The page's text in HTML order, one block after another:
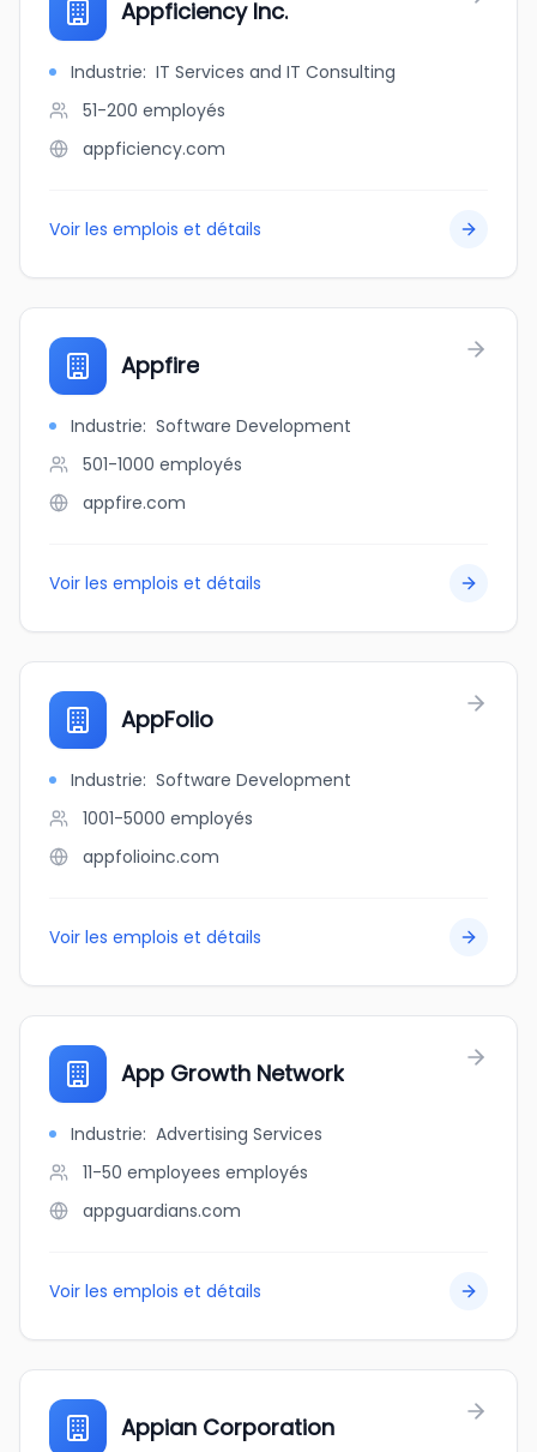
Appficiency Inc.
Industrie: IT Services and IT Consulting
51-200 employés
appficiency.com
Voir les emplois et détails
Appfire
Industrie: Software Development
501-1000 employés
appfire.com
Voir les emplois et détails
AppFolio
Industrie: Software Development
1001-5000 employés
appfolioinc.com
Voir les emplois et détails
App Growth Network
Industrie: Advertising Services
11-50 employees employés
appguardians.com
Voir les emplois et détails
Appian Corporation